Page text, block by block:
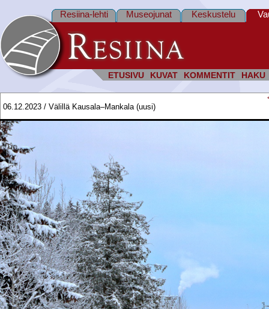
ETUSIVU KUVAT KOMMENTIT HAKU
Resiina-lehti Museojunat Keskustelu
06.12.2023 / Välillä Kausala–Mankala (uusi)